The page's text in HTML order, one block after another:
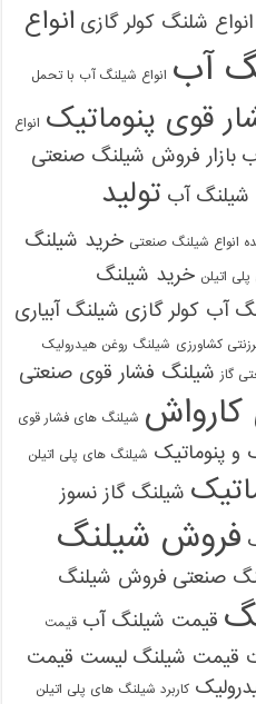
انواع شلنگ کولر گازی انواع
آب انواع شیلنگ آب با تحمل
قوی پنوماتیک انواع
بازار فروش شیلنگ صنعتی
شیلنگ آب تولید
انواع شیلنگ صنعتی خرید شیلنگ
اتیلن خرید شیلنگ
آب کولر گازی شیلنگ آبیاری
کشاورزی شیلنگ روغن هیدرولیک
گاز شیلنگ فشار قوی صنعتی
شیلنگ های فشار قوی
پنوماتیک شیلنگ های پلی اتیلن
شیلنگ گاز نسوز
فروش شیلنگ
صنعتی فروش شیلنگ
قیمت شیلنگ آب قیمت
قیمت شیلنگ لیست قیمت
کاربرد شیلنگ های پلی اتیلن